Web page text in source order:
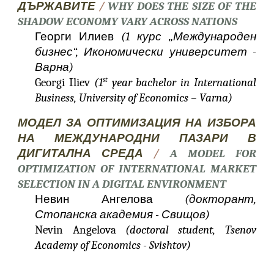
ДЪРЖАВИТЕ / WHY DOES THE SIZE OF THE
SHADOW ECONOMY VARY ACROSS NATIONS
Георги Илиев (1 курс „Международен
бизнес“, Икономически университет -
Варна)
Georgi Iliev (1styear bachelor in International
Business, University of Economics – Varna)
МОДЕЛ ЗА ОПТИМИЗАЦИЯ НА ИЗБОРА
НА МЕЖДУНАРОДНИ ПАЗАРИ В
ДИГИТАЛНА СРЕДА /A MODEL FOR
OPTIMIZATION OF INTERNATIONAL MARKET
SELECTION IN A DIGITAL ENVIRONMENT
Невин Ангелова (докторант,
Стопанска академия - Свищов)
Nevin Angelova (doctoral student, Tsenov
Academy of Economics - Svishtov)